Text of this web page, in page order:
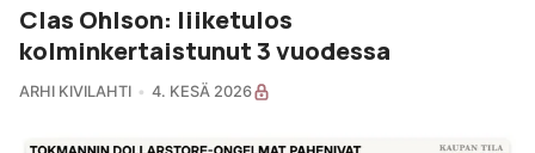
Clas Ohlson: liiketulos
kolminkertaistunut 3 vuodessa
ARHI KIVILAHTI 4. KESÄ 2026